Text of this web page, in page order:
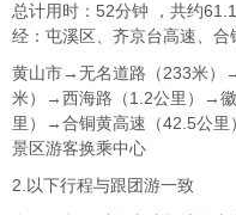
总计用时：52分钟 ，共约
经：屯溪区、齐京台高速、合
黄山市→无名道路（233米）
米）
→西海路（1.2公里） →
里）
→合铜黄高速（42.5公里）
景区游客换乘中心
2.以下行程与跟团游一致